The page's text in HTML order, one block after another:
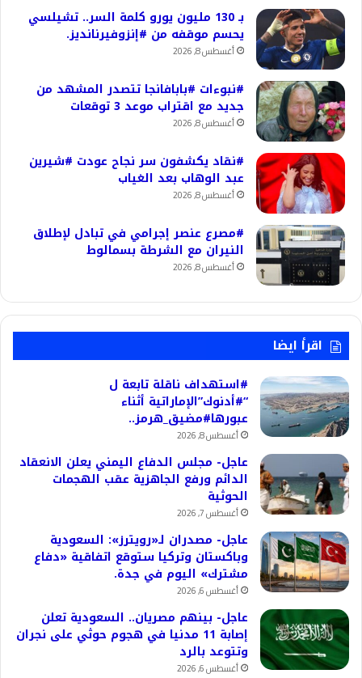
بـ 130 مليون يورو كلمة السر.. تشيلسي
يحسم موقفه من #إنزوفيرنانديز.
أغسطس 8, 2026
#نبوءات #بابافانجا تتصدر المشهد من
جديد مع اقتراب موعد 3 توقعات
أغسطس 8, 2026
#نقاد يكشفون سر نجاح عودت #شيرين
عبد الوهاب بعد الغياب
أغسطس 8, 2026
#مصرع عنصر إجرامي في تبادل لإطلاق
النيران مع الشرطة بسمالوط
أغسطس 8, 2026
اقرأ ايضا
#استهداف ناقلة تابعة ل
“#أدنوك”الإماراتية أثناء
عبورها#مضيق_هرمز..
أغسطس 8, 2026
عاجل- مجلس الدفاع اليمني يعلن الانعقاد
الدائم ورفع الجاهزية عقب الهجمات
الحوثية
أغسطس 7, 2026
عاجل- مصدران لـ«رويترز»: السعودية
وباكستان وتركيا ستوقع اتفاقية «دفاع
مشترك» اليوم في جدة.
أغسطس 6, 2026
عاجل- بينهم مصريان.. السعودية تعلن
إصابة 11 مدنيا في هجوم حوثي على نجران
وتتوعد بالرد
أغسطس 6, 2026